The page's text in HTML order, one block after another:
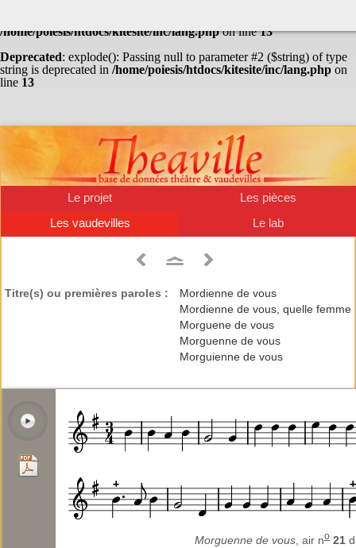
/home/poiesis/htdocs/kitesite/inc/lang.phpon line13
Deprecated: explode(): Passing null to parameter #2 ($string) of type
string is deprecated in /home/poiesis/htdocs/kitesite/inc/lang.php on
line 13
Le projet
Les pièces
Les vaudevilles
Le lab
Titre(s) ou premières paroles :
Mordienne de vous
Mordienne de vous, quelle femme
Morguene de vous
Morguenne de vous
Morguienne de vous
Morguenne de vous , air no 21